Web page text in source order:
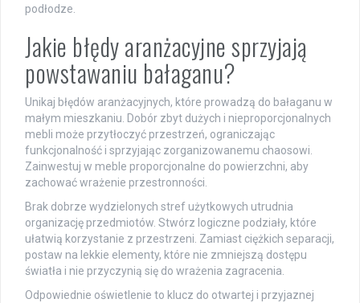
podłodze.
Jakie błędy aranżacyjne sprzyjają
powstawaniu bałaganu?
Unikaj błędów aranżacyjnych, które prowadzą do bałaganu w
małym mieszkaniu. Dobór zbyt dużych i nieproporcjonalnych
mebli może przytłoczyć przestrzeń, ograniczając
funkcjonalność i sprzyjając zorganizowanemu chaosowi.
Zainwestuj w meble proporcjonalne do powierzchni, aby
zachować wrażenie przestronności.
Brak dobrze wydzielonych stref użytkowych utrudnia
organizację przedmiotów. Stwórz logiczne podziały, które
ułatwią korzystanie z przestrzeni. Zamiast ciężkich separacji,
postaw na lekkie elementy, które nie zmniejszą dostępu
światła i nie przyczynią się do wrażenia zagracenia.
Odpowiednie oświetlenie to klucz do otwartej i przyjaznej